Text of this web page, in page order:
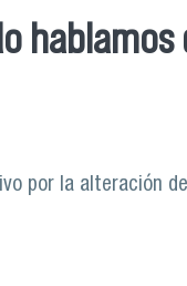
por la alteración